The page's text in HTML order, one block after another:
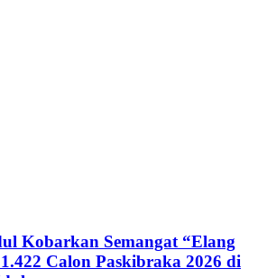
Kobarkan Semangat “Elang
Calon Paskibraka 2026 di